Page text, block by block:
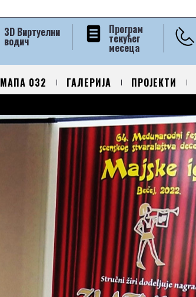
Програм
текућег
месеца
3D Виртуелни
водич
МАПА 032 ГАЛЕРИЈА ПРОЈЕКТИ